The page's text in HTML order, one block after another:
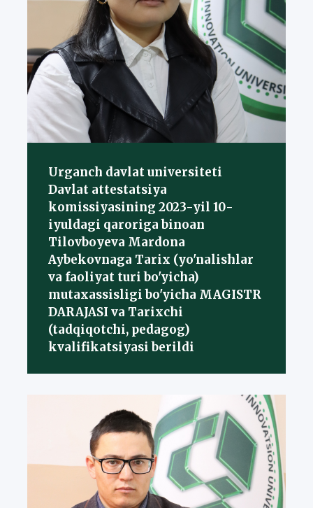
Urganch davlat universiteti
Davlat attestatsiya
komissiyasining 2023-yil 10-
iyuldagi qaroriga binoan
Tilovboyeva Mardona
Aybekovnaga Tarix (yo'nalishlar
va faoliyat turi bo'yicha)
mutaxassisligi bo'yicha MAGISTR
DARAJASI va Tarixchi
(tadqiqotchi, pedagog)
kvalifikatsiyasi berildi